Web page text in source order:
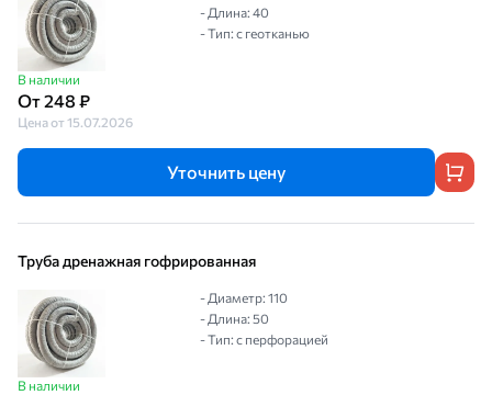
В наличии
От 248 ₽
Цена от 15.07.2026
- Длина: 40
- Тип: с геотканью
Уточнить цену
Труба дренажная гофрированная
В наличии
- Диаметр: 110
- Длина: 50
- Тип: с перфорацией